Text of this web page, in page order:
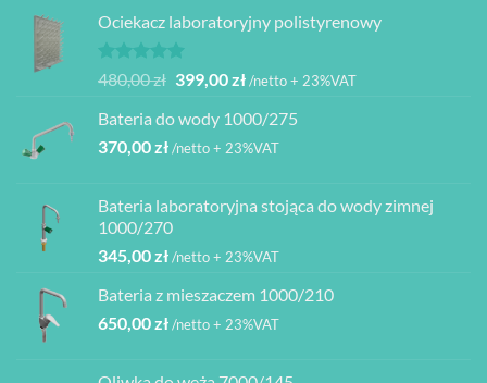
Ociekacz laboratoryjny polistyrenowy
Oceniono
na 5
480,00zł Pierwotna
wynosiła:
480,00 zł.
399,00złAktualna
wynosi:
399,00 zł.
/netto + 23%VAT
Bateria do wody 1000/275
370,00zł/netto + 23%VAT
Bateria laboratoryjna stojąca do wody zimnej
1000/270
345,00zł/netto + 23%VAT
Bateria z mieszaczem 1000/210
650,00zł/netto + 23%VAT